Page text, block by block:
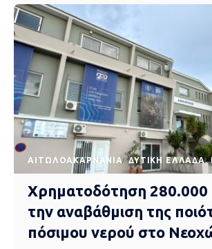
AΙΤΩΛΟΑΚΑΡΝΑΝΊΑ ΔΥΤΙΚΉ ΕΛΛΆΔΑ
Χρηματοδότηση 280.000
την αναβάθμιση της
πόσιμου νερού στο